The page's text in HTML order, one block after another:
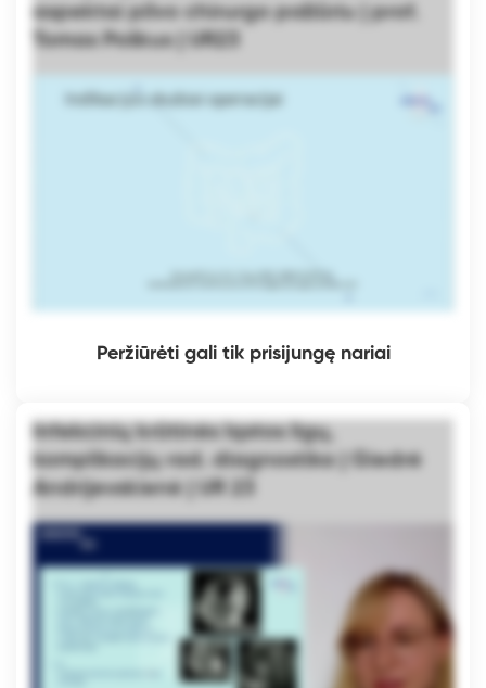
aspektai pilvo chirurgo požiūriu | prof.
Tomas Poškus | UR23
Peržiūrėti gali tik prisijungę nariai
Infekcinių krūtinės ląstos ligų,
komplikacijų rad. diagnostika | Giedrė
Andrijevskienė | UR 23